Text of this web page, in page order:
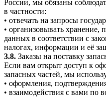
России, мы обязаны
в частности:
• отвечать на запросы
• организовывать хранение,
данных в соответствии с
налогах, информации и её
3.8. Заказы на поставку
Если вам открыт доступ к
запасных частей, мы
• оформления,
• взаимодействия с вами по